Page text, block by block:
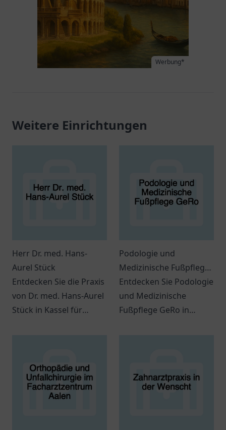
Werbung*
Weitere Einrichtungen
Herr Dr. med. Hans-
Aurel Stück
Entdecken Sie die Praxis
von Dr. med. Hans-Aurel
Stück in Kassel für
Podologie und
Medizinische Fußpflege
GeRo
Entdecken Sie Podologie
und Medizinische
Fußpflege GeRo in